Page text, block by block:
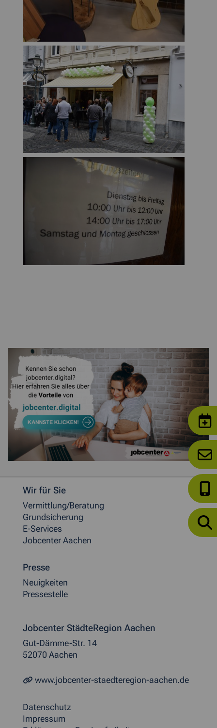
Weitere allgemeine Informationen
Wir für Sie
Vermittlung/Beratung
Grundsicherung
E-Services
Jobcenter Aachen
Presse
Neuigkeiten
Pressestelle
Jobcenter StädteRegion Aachen
Gut-Dämme-Str. 14
52070 Aachen
www.jobcenter-staedteregion-aachen.de
Datenschutz
Impressum